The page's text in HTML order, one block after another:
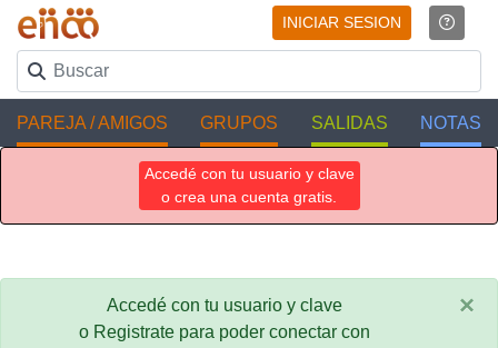
INICIAR SESION
PAREJA / AMIGOS GRUPOS SALIDAS NOTAS
Accedé con tu usuario y clave
o crea una cuenta gratis.
Accedé con tu usuario y clave
o Registrate para poder conectar con
×